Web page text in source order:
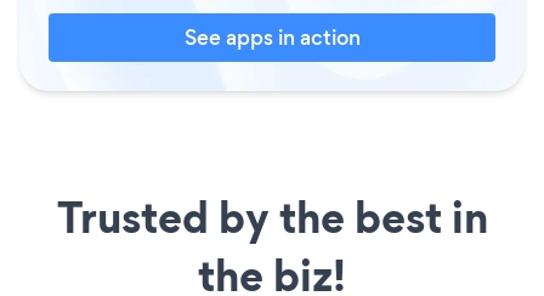
See apps in action
Trusted by the best in
the biz!